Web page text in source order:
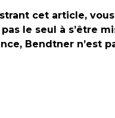
cet article, vous
le seul à s’être
Bendtner n’est